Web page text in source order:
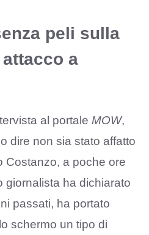
peli sulla
a
al portale MOW,
dire non sia stato affatto
Costanzo, a poche ore
giornalista ha dichiarato
passati, ha portato
schermo un tipo di